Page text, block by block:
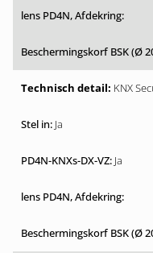
KNX
Ja
Ja